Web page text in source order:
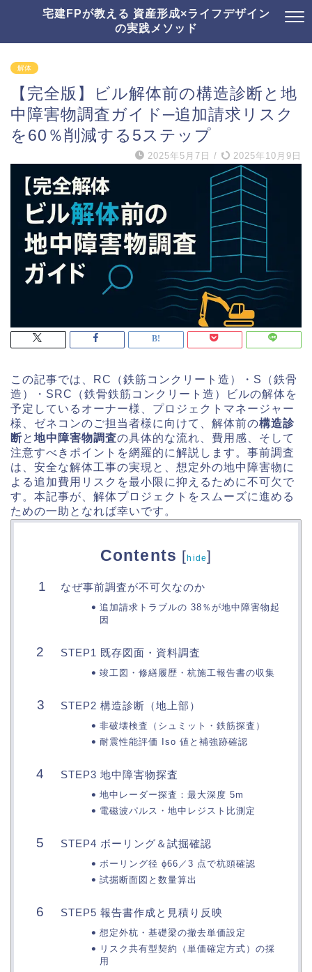
宅建FPが教える 資産形成×ライフデザイン
の実践メソッド
解体
【完全版】ビル解体前の構造診断と地
中障害物調査ガイド─追加請求リスク
を60％削減する5ステップ
2025年5月7日 / 2025年10月9日
この記事では、RC（鉄筋コンクリート造）・S（鉄骨
造）・SRC（鉄骨鉄筋コンクリート造）ビルの解体を
予定しているオーナー様、プロジェクトマネージャー
様、ゼネコンのご担当者様に向けて、解体前の構造診
断と 地中障害物調査の具体的な流れ、費用感、そして
注意すべきポイントを網羅的に解説します。事前調査
は、安全な解体工事の実現と、想定外の地中障害物に
よる追加費用リスクを最小限に抑えるために不可欠で
す。本記事が、解体プロジェクトをスムーズに進める
ための一助となれば幸いです。
Contents [hide]
なぜ事前調査が不可欠なのか
追加請求トラブルの 38％が地中障害物起
因
STEP1 既存図面・資料調査
竣工図・修繕履歴・杭施工報告書の収集
STEP2 構造診断（地上部）
非破壊検査（シュミット・鉄筋探査）
耐震性能評価 Iso 値と補強跡確認
STEP3 地中障害物探査
地中レーダー探査：最大深度 5m
電磁波パルス・地中レジスト比測定
STEP4 ボーリング＆試掘確認
ボーリング径 ϕ66／3 点で杭頭確認
試掘断面図と数量算出
STEP5 報告書作成と見積り反映
想定外杭・基礎梁の撤去単価設定
リスク共有型契約（単価確定方式）の採
用